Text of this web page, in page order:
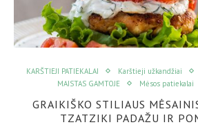
KARŠTIEJI PATIEKALAI Karštieji užkandžiai
MAISTAS GAMTOJE
Mėsos patiekalai
GRAIKIŠKO STILIAUS
TZATZIKI PADAŽU IR